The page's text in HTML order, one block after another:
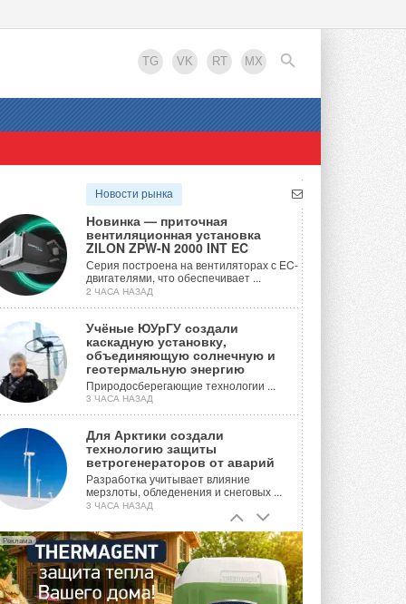
TG VK RT MX
EN
Новости рынка
Новинка — приточная
вентиляционная установка
ZILON ZPW-N 2000 INT EC
Серия построена на вентиляторах с EC-
двигателями, что обеспечивает ...
2 ЧАСА НАЗАД
Учёные ЮУрГУ создали
каскадную установку,
объединяющую солнечную и
геотермальную энергию
Природосберегающие технологии ...
3 ЧАСА НАЗАД
Для Арктики создали
технологию защиты
ветрогенераторов от аварий
Разработка учитывает влияние
мерзлоты, обледенения и снеговых ...
3 ЧАСА НАЗАД
Гибридный тепловой насос PV/T
с одним общим испарителем
Исследователи предложили
конструкцию двухисточникового ...
Реклама